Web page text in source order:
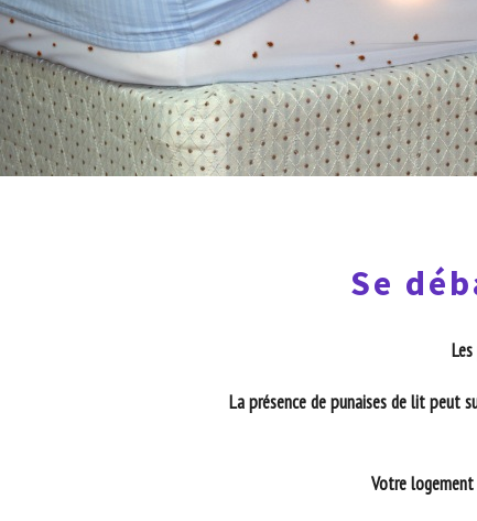
Se
La présence de punaises de lit peut
Votre